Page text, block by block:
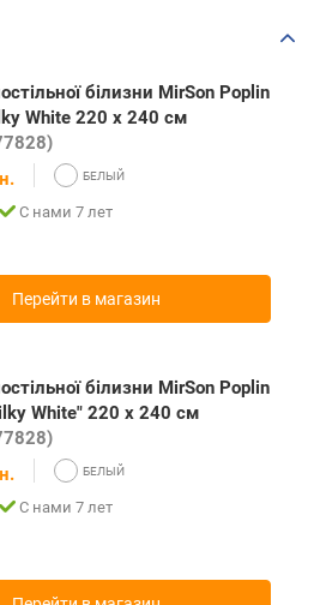
білизни MirSon Poplin
White 220 x 240 см
С нами 7 лет
Перейти в магазин
білизни MirSon Poplin
White" 220 x 240 см
С нами 7 лет